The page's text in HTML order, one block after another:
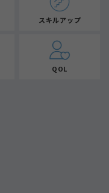
スキルアップ
QOL